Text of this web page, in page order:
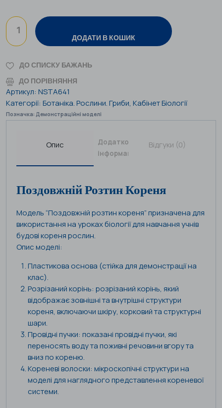
ДОДАТИ В КОШИК
ДО СПИСКУ БАЖАНЬ
ДО ПОРІВНЯННЯ
Артикул: NSTA641
Категорії: Ботаніка. Рослини. Гриби, Кабінет Біології
Позначка: Демонстраційні моделі
Опис
Додаткова
інформація
Відгуки (0)
Поздовжній Розтин Кореня
Модель “Поздовжній розтин кореня” призначена для
використання на уроках біології для навчання учнів
будові кореня рослин.
Опис моделі:
Пластикова основа (стійка для демонстрації на
клас).
Розрізаний корінь: розрізаний корінь, який
відображає зовнішні та внутрішні структури
кореня, включаючи шкіру, корковий та структурні
шари.
Провідні пучки: показані провідні пучки, які
переносять воду та поживні речовини вгору та
вниз по кореню.
Кореневі волоски: мікроскопічні структури на
моделі для наглядного представлення кореневої
системи.